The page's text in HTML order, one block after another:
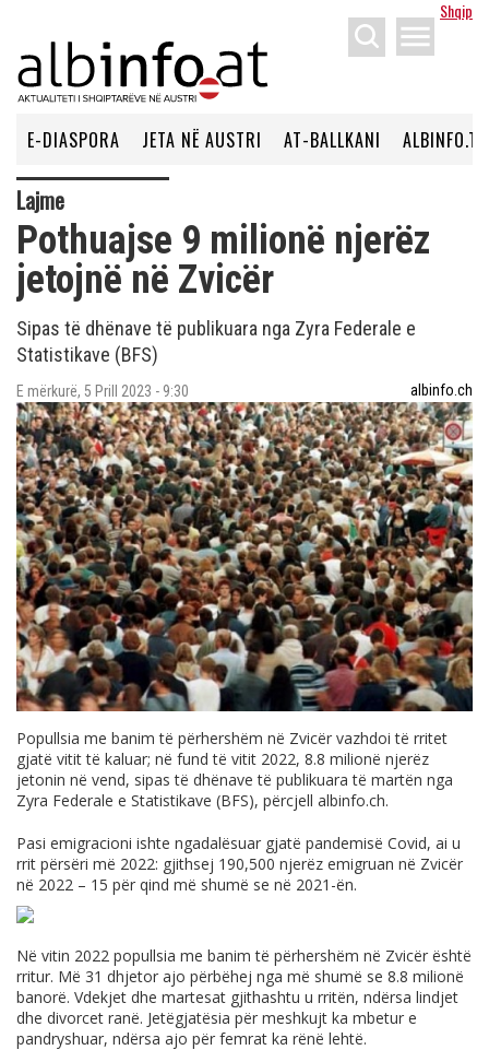
Shqip
menu
E-DIASPORA JETA NË AUSTRI AT-BALLKANI ALBINFO.TV
Lajme
Pothuajse 9 milionë njerëz
jetojnë në Zvicër
Sipas të dhënave të publikuara nga Zyra Federale e
Statistikave (BFS)
E mërkurë, 5 Prill 2023 - 9:30 albinfo.ch
Popullsia me banim të përhershëm në Zvicër vazhdoi të rritet
gjatë vitit të kaluar; në fund të vitit 2022, 8.8 milionë njerëz
jetonin në vend, sipas të dhënave të publikuara të martën nga
Zyra Federale e Statistikave (BFS), përcjell albinfo.ch.
Pasi emigracioni ishte ngadalësuar gjatë pandemisë Covid, ai u
rrit përsëri më 2022: gjithsej 190,500 njerëz emigruan në Zvicër
në 2022 – 15 për qind më shumë se në 2021-ën.
Në vitin 2022 popullsia me banim të përhershëm në Zvicër është
rritur. Më 31 dhjetor ajo përbëhej nga më shumë se 8.8 milionë
banorë. Vdekjet dhe martesat gjithashtu u rritën, ndërsa lindjet
dhe divorcet ranë. Jetëgjatësia për meshkujt ka mbetur e
pandryshuar, ndërsa ajo për femrat ka rënë lehtë.